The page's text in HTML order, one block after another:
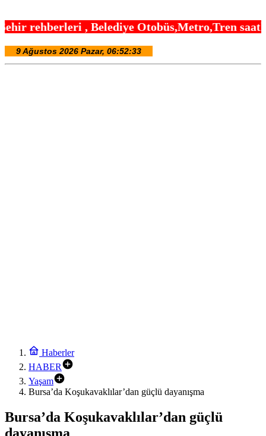
, Belediye Otobüs,Metro,Tren saatleri
Haberler
HABER
Yaşam
Bursa’da Koşukavaklılar’dan güçlü dayanışma
Bursa’da Koşukavaklılar’dan güçlü